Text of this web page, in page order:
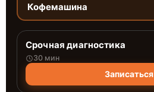
Кофемашина
Срочная диагностика
30 мин
Записаться